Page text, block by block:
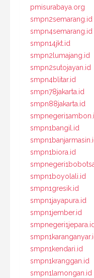
pmisurabaya.org
smpn2semarang.id
smpn4semarang.id
smpn14jkt.id
smpn2lumajang.id
smpn2sutojayan.id
smpn4blitar.id
smpn78jakarta.id
smpn88jakarta.id
smpn1bangil.id
smpn1biora.id
smpn1boyolali.id
smpn1gresik.id
smpn1jayapura.id
smpn1jember.id
smpn1kendari.id
smpn1kranggan.id
smpn1lamongan.id